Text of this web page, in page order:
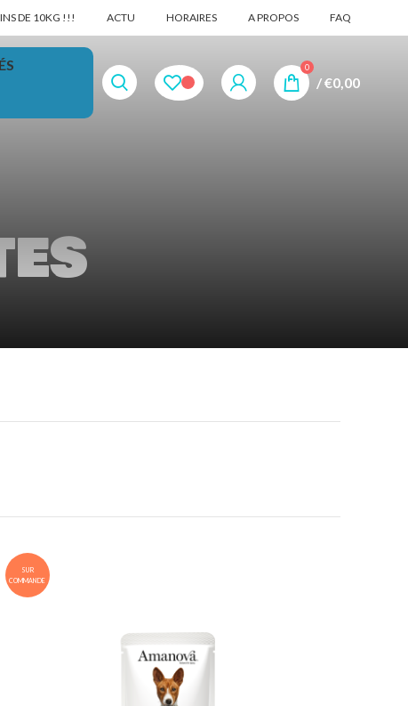
DE 10KG !!! ACTU HORAIRES A PROPOS FAQ
0
/€0,00
SUR
COMMANDE